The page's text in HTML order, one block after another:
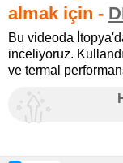
almak için -
Bu videoda
inceliyoruz.
ve termal